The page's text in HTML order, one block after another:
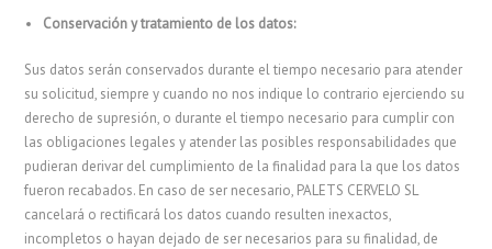
Conservación y tratamiento de los datos:
Sus datos serán conservados durante el tiempo necesario para atender
su solicitud, siempre y cuando no nos indique lo contrario ejerciendo su
derecho de supresión, o durante el tiempo necesario para cumplir con
las obligaciones legales y atender las posibles responsabilidades que
pudieran derivar del cumplimiento de la finalidad para la que los datos
fueron recabados. En caso de ser necesario, PALETS CERVELO SL
cancelará o rectificará los datos cuando resulten inexactos,
incompletos o hayan dejado de ser necesarios para su finalidad, de